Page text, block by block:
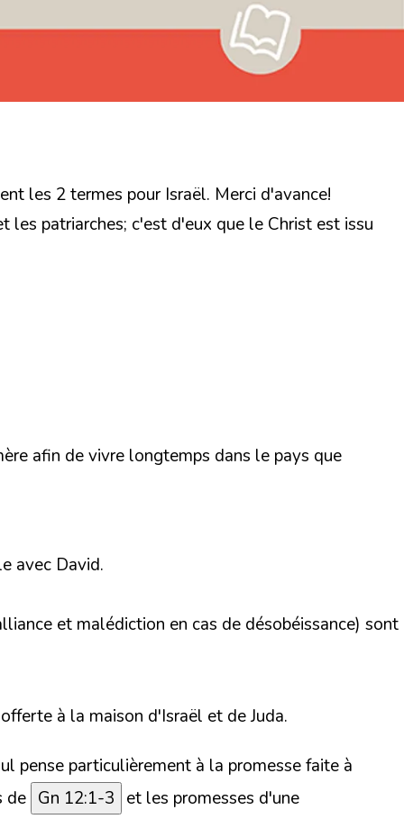
les 2 termes pour Israël. Merci d'avance!
patriarches; c'est d'eux que le Christ est issu
afin de vivre longtemps dans le pays que
avec David.
et malédiction en cas de désobéissance) sont
à la maison d'Israël et de Juda.
pense particulièrement à la promesse faite à
de Gn 12:1-3 et les promesses d'une